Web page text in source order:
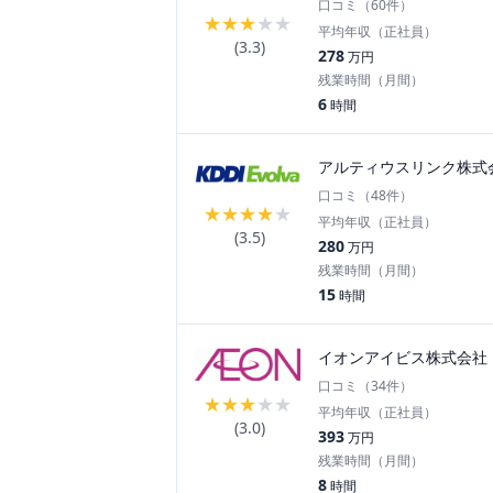
★★★★★
(3.3)
口コミ（60件）
平均年収（正社員）
278万円
残業時間（月間）
6時間
★★★★★
(3.5)
アルティウスリンク株式
口コミ（48件）
平均年収（正社員）
280万円
残業時間（月間）
15時間
★★★★★
(3.0)
イオンアイビス株式会社
口コミ（34件）
平均年収（正社員）
393万円
残業時間（月間）
8時間